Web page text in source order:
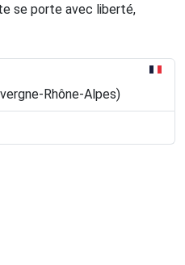
se porte avec liberté,
Rhône-Alpes)